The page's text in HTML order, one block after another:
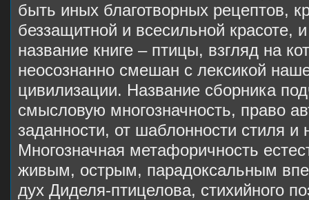
быть иных благотворных рецептов,
беззащитной и всесильной красоте,
название книге – птицы, взгляд на
неосознанно смешан с лексикой
цивилизации. Название сборника
смысловую многозначность, право
заданности, от шаблонности стиля и
Многозначная метафоричность
живым, острым, парадоксальным
дух Диделя-птицелова, стихийного